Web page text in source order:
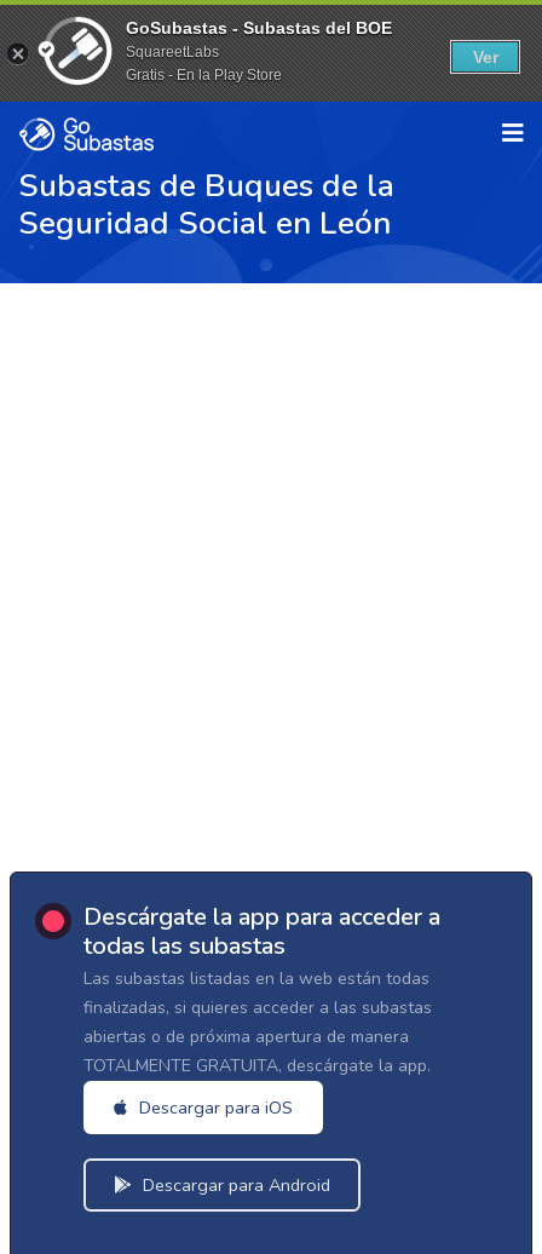
Subastas de Buques de la
Seguridad Social en León
Descárgate la app para acceder a
todas las subastas
Las subastas listadas en la web están todas
finalizadas, si quieres acceder a las subastas
abiertas o de próxima apertura de manera
TOTALMENTE GRATUITA, descárgate la app.
Descargar para iOS
Descargar para Android
GoSubastas - Subastas del BOE
SquareetLabs
Gratis - En la Play Store
Ver